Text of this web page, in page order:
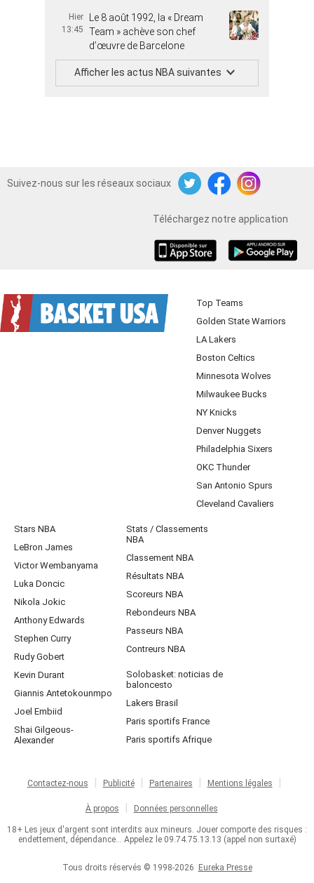
Hier
13:45
Le 8 août 1992, la « Dream
Team » achève son chef
d’œuvre de Barcelone
Afficher les actus NBA suivantes
Suivez-nous sur les réseaux sociaux
TwitterFacebookInstagram
Téléchargez notre application
Top Teams
Golden State Warriors
LA Lakers
Boston Celtics
Minnesota Wolves
Milwaukee Bucks
NY Knicks
Denver Nuggets
Philadelphia Sixers
OKC Thunder
San Antonio Spurs
Cleveland Cavaliers
Stars NBA
LeBron James
Victor Wembanyama
Luka Doncic
Nikola Jokic
Anthony Edwards
Stephen Curry
Rudy Gobert
Kevin Durant
Giannis Antetokounmpo
Joel Embiid
Shai Gilgeous-
Alexander
Stats / Classements
NBA
Classement NBA
Résultats NBA
Scoreurs NBA
Rebondeurs NBA
Passeurs NBA
Contreurs NBA
Solobasket: noticias de
baloncesto
Lakers Brasil
Paris sportifs France
Paris sportifs Afrique
Contactez-nous Publicité Partenaires Mentions légales
À propos Données personnelles
18+ Les jeux d'argent sont interdits aux mineurs. Jouer comporte des risques :
endettement, dépendance... Appelez le 09.74.75.13.13 (appel non surtaxé)
Tous droits réservés © 1998-2026 Eureka Presse